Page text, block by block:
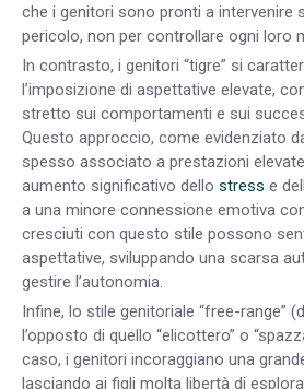
che i genitori sono pronti a intervenire
pericolo, non per controllare ogni loro
In contrasto, i genitori “tigre” si
l’imposizione di aspettative elevate,
stretto sui comportamenti e sui
Questo approccio, come evidenziato
spesso associato a prestazioni
aumento significativo dello stress e
a una minore connessione emotiva
cresciuti con questo stile possono
aspettative, sviluppando una scarsa
gestire l’autonomia.
Infine, lo stile genitoriale “free-range”
l’opposto di quello “elicottero” o
caso, i genitori incoraggiano una
lasciando ai figli molta libertà di